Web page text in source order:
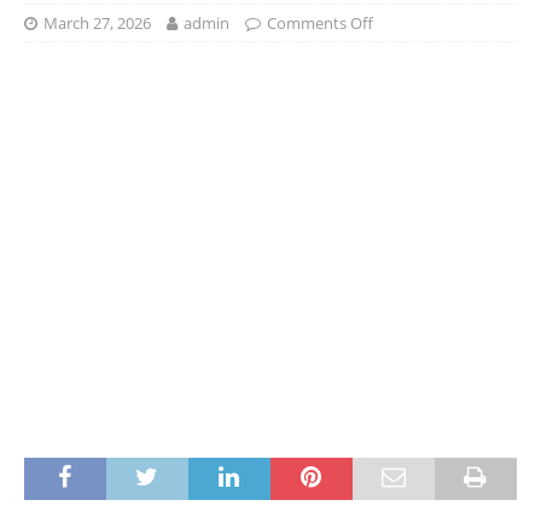
March 27, 2026 admin Comments Off